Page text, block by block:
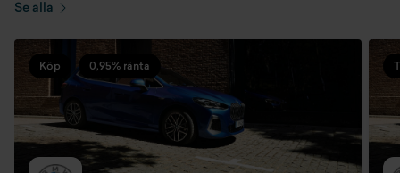
Se alla
Köp 0,95% ränta